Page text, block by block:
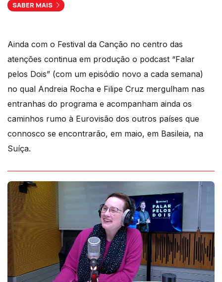
SABER MAIS
Ainda com o Festival da Canção no centro das
atenções continua em produção o podcast “Falar
pelos Dois” (com um episódio novo a cada semana)
no qual Andreia Rocha e Filipe Cruz mergulham nas
entranhas do programa e acompanham ainda os
caminhos rumo à Eurovisão dos outros países que
connosco se encontrarão, em maio, em Basileia, na
Suíça.